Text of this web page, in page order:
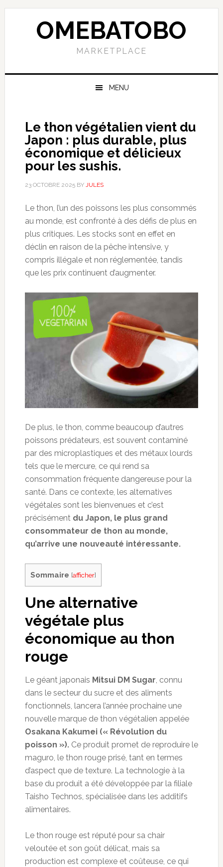
Skip
Skip
Skip
OMEBATOBO
MARKETPLACE
MENU
Le thon végétalien vient du
Japon : plus durable, plus
économique et délicieux
pour les sushis.
23 OCTOBRE 2025BY JULES
Le thon, l’un des poissons les plus consommés
au monde, est confronté à des défis de plus en
plus critiques. Les stocks sont en effet en
déclin en raison de la pêche intensive, y
compris illégale et non réglementée, tandis
que les prix continuent d’augmenter.
De plus, le thon, comme beaucoup d’autres
poissons prédateurs, est souvent contaminé
par des microplastiques et des métaux lourds
tels que le mercure, ce qui rend sa
consommation fréquente dangereuse pour la
santé. Dans ce contexte, les alternatives
végétales sont les bienvenues et c’est
précisément du Japon, le plus grand
consommateur de thon au monde,
qu’arrive une nouveauté intéressante.
Sommaire [afficher]
Une alternative
végétale plus
économique au thon
rouge
Le géant japonais Mitsui DM Sugar, connu
dans le secteur du sucre et des aliments
fonctionnels, lancera l’année prochaine une
nouvelle marque de thon végétalien appelée
Osakana Kakumei (« Révolution du
poisson »).Ce produit promet de reproduire le
maguro, le thon rouge prisé, tant en termes
d’aspect que de texture. La technologie à la
base du produit a été développée par la filiale
Taisho Technos, spécialisée dans les additifs
alimentaires.
Le thon rouge est réputé pour sa chair
veloutée et son goût délicat, mais sa
production est complexe et coûteuse, ce qui